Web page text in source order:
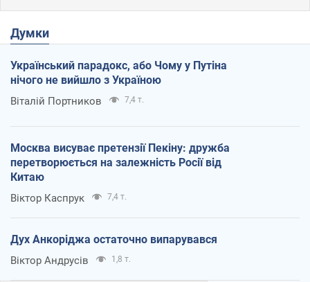
Думки
Український парадокс, або Чому у Путіна
нічого не вийшло з Україною
Віталій Портников 7,4 т.
Москва висуває претензії Пекіну: дружба
перетворюється на залежність Росії від
Китаю
Віктор Каспрук 7,4 т.
Дух Анкоріджа остаточно випарувався
Віктор Андрусів 1,8 т.